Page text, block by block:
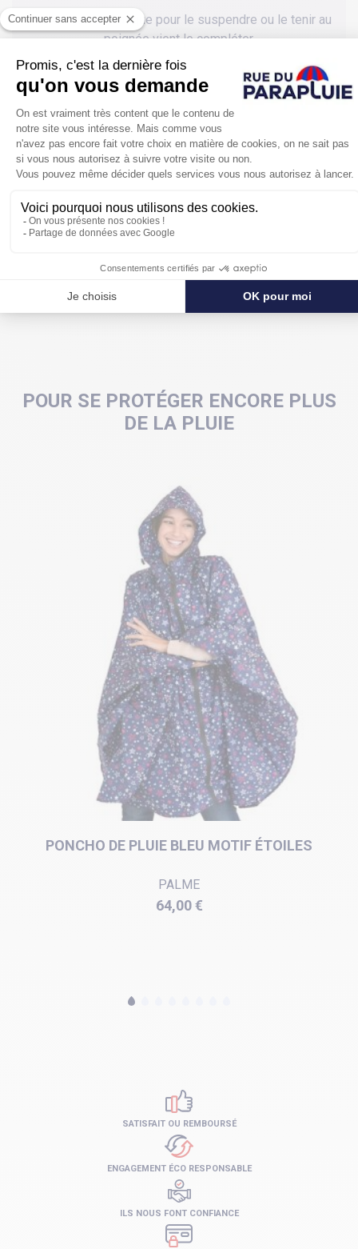
Une dragonne pratique pour le suspendre ou le tenir au
poignée vient le compléter.
Doté de 8 baleines en métal il n'est pas seulement un
parapluie fantaisie mais aussi un parapluie solide qui
ne peut que donner le sourire les jours de grisaille.
Un parapluie pliant à la fois classique et
surprenantqui peut convenir aussi bien pour un
homme que pour une femme.
Bref plus qu' un parapluie, presqueune icône en
version originale sur Rue du Parapluie !
POUR SE PROTÉGER ENCORE PLUS
DE LA PLUIE
PONCHO DE PLUIE BLEU MOTIF ÉTOILES
PALME
Prix
64,00 €
SATISFAIT OU REMBOURSÉ
ENGAGEMENT ÉCO RESPONSABLE
ILS NOUS FONT CONFIANCE